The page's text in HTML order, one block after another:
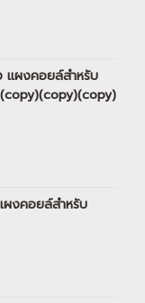
แผงคอยล์สำหรับ
งคอยล์สำหรับ